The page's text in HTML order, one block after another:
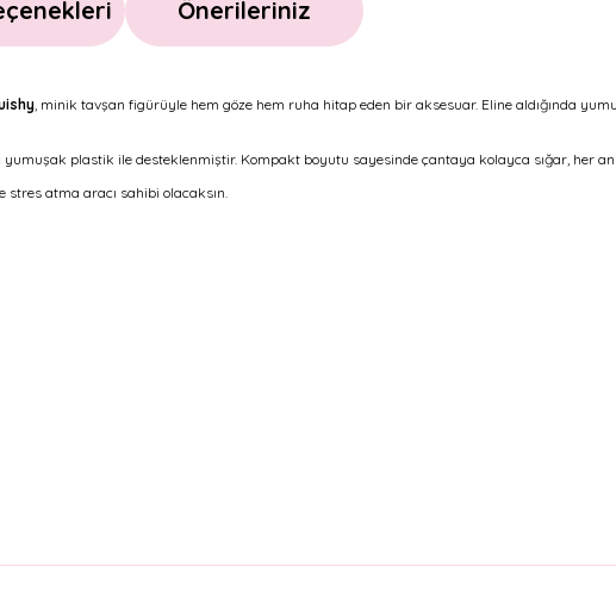
Önerileriniz
, minik tavşan figürüyle hem göze hem ruha hitap eden bir aksesuar. Eline aldığında
plastik ile desteklenmiştir. Kompakt boyutu sayesinde çantaya kolayca sığar, her
atma aracı sahibi olacaksın.